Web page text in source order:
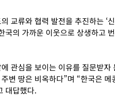
교류와 협력 발전을 추진하는 ‘
국의 가까운 이웃으로 상생하고
관심을 보이는 이유를 질문받
변 땅은 비옥하다”며 “한국은
대답했다.